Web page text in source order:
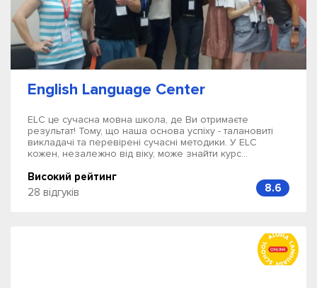
English Language Center
ELC це сучасна мовна школа, де Ви отримаєте
результат! Тому, що наша основа успіху - талановиті
викладачі та перевірені сучасні методики. У ELC
кожен, незалежно від віку, може знайти курс...
Високий рейтинг
28 відгуків
8.6